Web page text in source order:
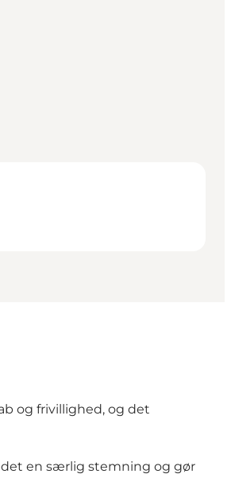
og frivillighed, og det
en særlig stemning og gør